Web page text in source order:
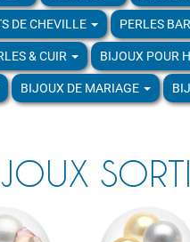
DE CHEVILLE PERLES
& CUIR BIJOUX POUR
BIJOUX DE MARIAGE